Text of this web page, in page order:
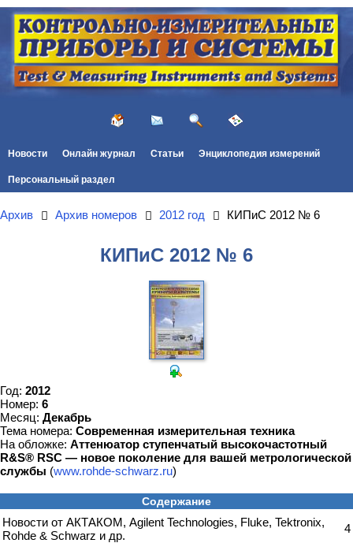
Новости Онлайн журнал Статьи Энциклопедия измерений
Персональный раздел
Архив Архив номеров 2012 год КИПиС 2012 № 6
КИПиС 2012 № 6
Год: 2012
Номер: 6
Месяц: Декабрь
Тема номера: Современная измерительная техника
На обложке: Аттенюатор ступенчатый высокочастотный
R&S® RSC — новое поколение для вашей метрологической
службы (www.rohde-schwarz.ru)
Содержание
Новости от АКТАКОМ, Agilent Technologies, Fluke, Tektronix,
Rohde & Schwarz и др.
4